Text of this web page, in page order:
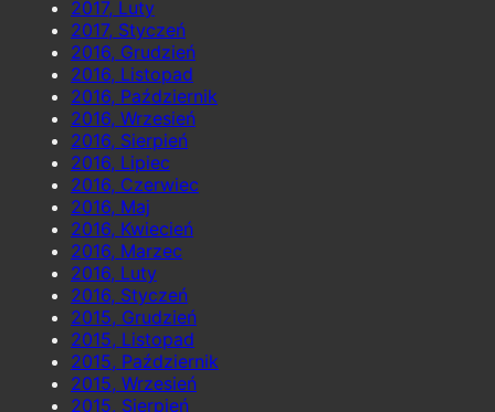
2017, Luty
2017, Styczeń
2016, Grudzień
2016, Listopad
2016, Październik
2016, Wrzesień
2016, Sierpień
2016, Lipiec
2016, Czerwiec
2016, Maj
2016, Kwiecień
2016, Marzec
2016, Luty
2016, Styczeń
2015, Grudzień
2015, Listopad
2015, Październik
2015, Wrzesień
2015, Sierpień